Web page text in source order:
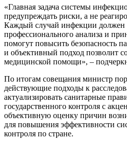
«Главная задача системы
предупреждать риски, а не
Каждый случай инфекции должен
профессионального анализа и
помогут повысить безопасность
и объективный подход позволит
медицинской помощи», –
По итогам совещания министр
действующие подходы к
актуализировать санитарные
государственного контроля с
объективную оценку причин
для повышения эффективности
контроля по стране.